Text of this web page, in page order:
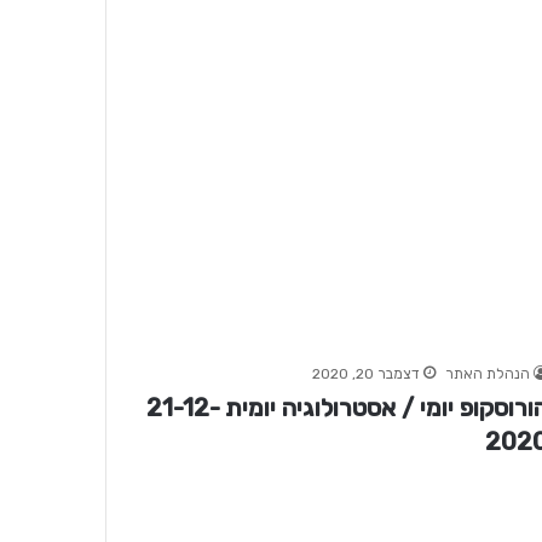
הנהלת האתר דצמבר 20, 2020
הורוסקופ יומי / אסטרולוגיה יומית 21-12-